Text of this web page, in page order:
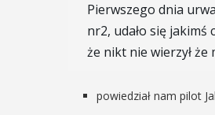
Pierwszego dnia
nr2, udało się
że nikt nie wierzył
powiedział nam pilot